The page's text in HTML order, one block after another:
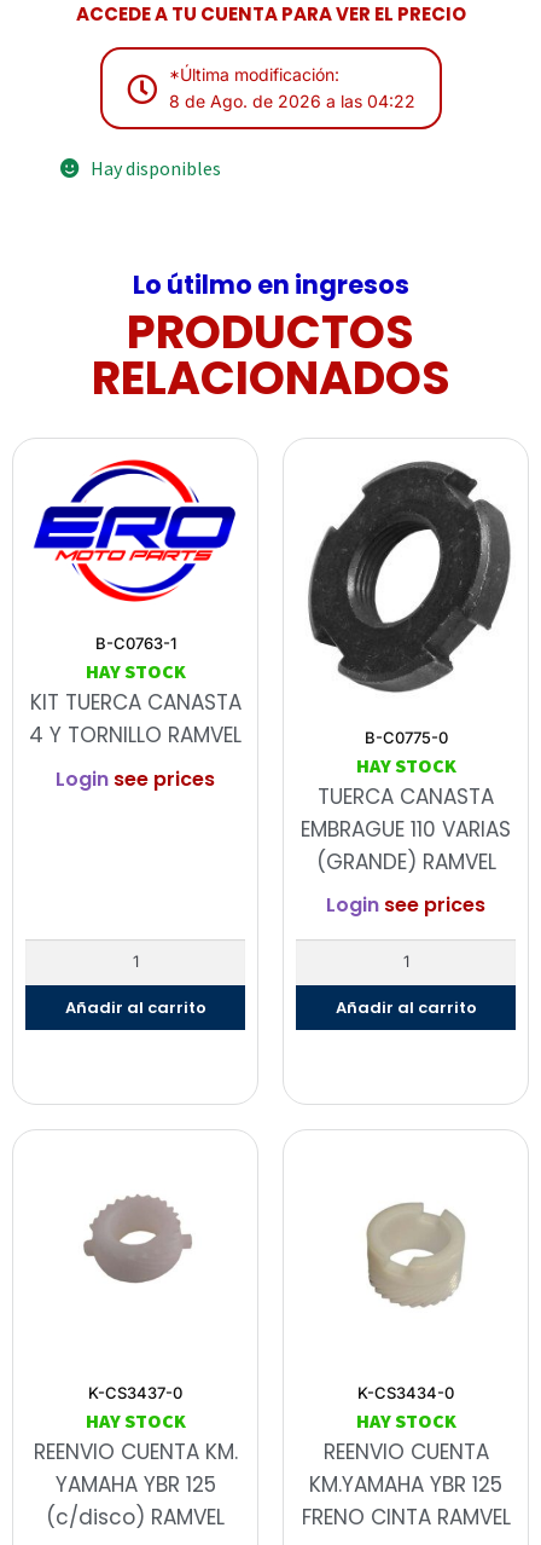
ACCEDE A TU CUENTA PARA VER EL PRECIO
*Última modificación:
8 de Ago. de 2026 a las 04:22
Hay disponibles
Lo útilmo en ingresos
PRODUCTOS
RELACIONADOS
B-C0763-1
HAY STOCK
KIT TUERCA CANASTA
4 Y TORNILLO RAMVEL
Login see prices
Añadir al carrito
B-C0775-0
HAY STOCK
TUERCA CANASTA
EMBRAGUE 110 VARIAS
(GRANDE) RAMVEL
Login see prices
Añadir al carrito
K-CS3437-0
HAY STOCK
REENVIO CUENTA KM.
YAMAHA YBR 125
(c/disco) RAMVEL
K-CS3434-0
HAY STOCK
REENVIO CUENTA
KM.YAMAHA YBR 125
FRENO CINTA RAMVEL